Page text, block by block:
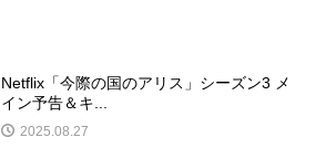
Netflix「今際の国のアリス」シーズン3 メ
イン予告＆キ...
2025.08.27